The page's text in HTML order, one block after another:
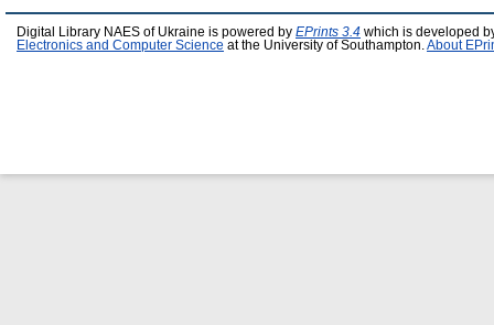
Digital Library NAES of Ukraine is powered by EPrints 3.4 which is developed
Electronics and Computer Science at the University of Southampton. About